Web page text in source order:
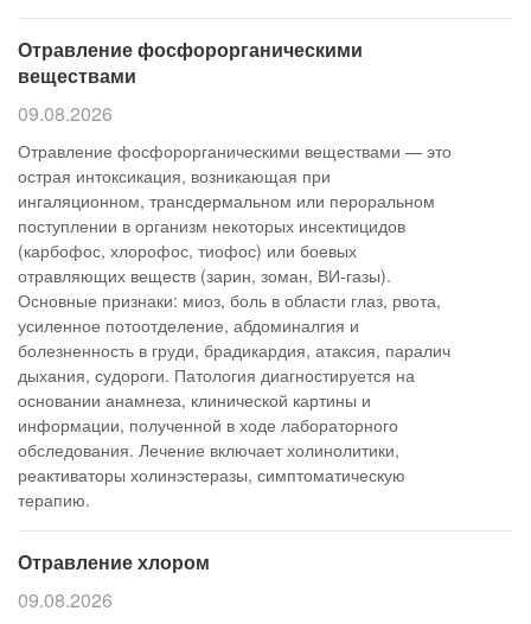
Отравление фосфорорганическими
веществами
09.08.2026
Отравление фосфорорганическими веществами — это
острая интоксикация, возникающая при
ингаляционном, трансдермальном или пероральном
поступлении в организм некоторых инсектицидов
(карбофос, хлорофос, тиофос) или боевых
отравляющих веществ (зарин, зоман, ВИ-газы).
Основные признаки: миоз, боль в области глаз, рвота,
усиленное потоотделение, абдоминалгия и
болезненность в груди, брадикардия, атаксия, паралич
дыхания, судороги. Патология диагностируется на
основании анамнеза, клинической картины и
информации, полученной в ходе лабораторного
обследования. Лечение включает холинолитики,
реактиваторы холинэстеразы, симптоматическую
терапию.
Отравление хлором
09.08.2026